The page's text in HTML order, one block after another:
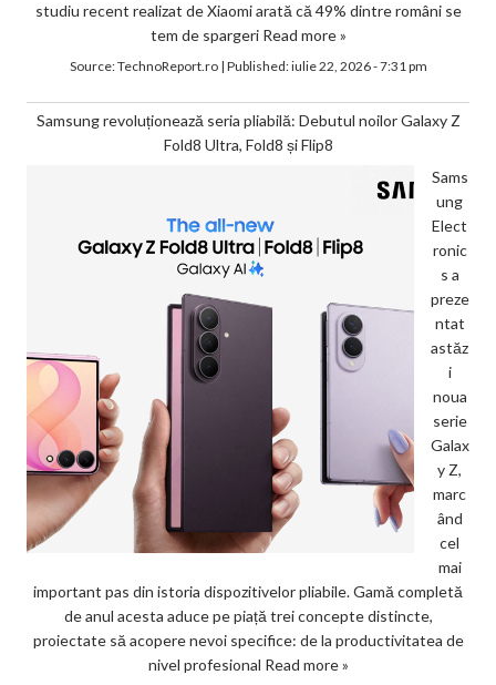
studiu recent realizat de Xiaomi arată că 49% dintre români se
tem de spargeri Read more »
Source:TechnoReport.ro| Published:iulie 22, 2026 - 7:31 pm
Samsung revoluționează seria pliabilă: Debutul noilor Galaxy Z
Fold8 Ultra, Fold8 și Flip8
Sams
ung
Elect
ronic
s a
preze
ntat
astăz
i
noua
serie
Galax
y Z,
marc
ând
cel
mai
important pas din istoria dispozitivelor pliabile. Gamă completă
de anul acesta aduce pe piață trei concepte distincte,
proiectate să acopere nevoi specifice: de la productivitatea de
nivel profesional Read more »